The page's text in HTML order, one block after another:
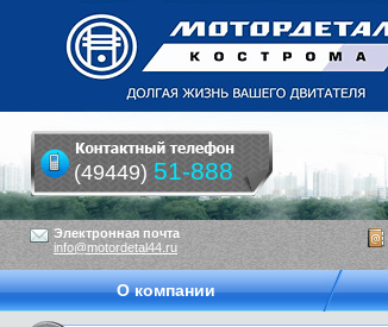
Электронная почта
info@motordetal44.ru
(49449) 51-888
О компании